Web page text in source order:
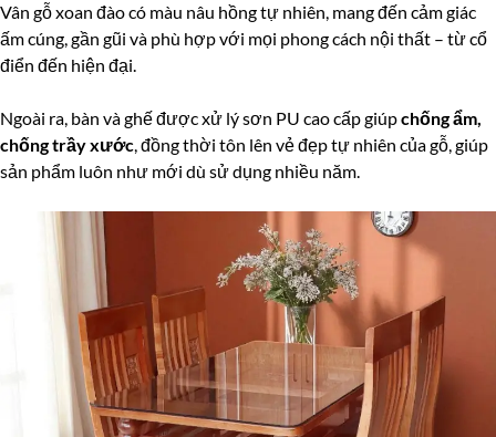
Vân gỗ xoan đào có màu nâu hồng tự nhiên, mang đến cảm giác
ấm cúng, gần gũi và phù hợp với mọi phong cách nội thất – từ cổ
điển đến hiện đại.
Ngoài ra, bàn và ghế được xử lý sơn PU cao cấp giúpchống ẩm,
chống trầy xước, đồng thời tôn lên vẻ đẹp tự nhiên của gỗ, giúp
sản phẩm luôn như mới dù sử dụng nhiều năm.